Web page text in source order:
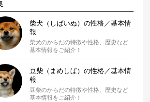
柴犬（しばいぬ）の性格／基本情
報
柴犬のからだの特徴や性格、歴史など
基本情報をご紹介！
豆柴（まめしば）の性格／基本情
報
豆柴のからだの特徴や性格、歴史など
基本情報をご紹介！